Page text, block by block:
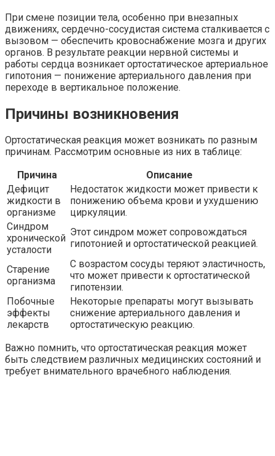
При смене позиции тела, особенно при внезапных
движениях, сердечно-сосудистая система сталкивается с
вызовом — обеспечить кровоснабжение мозга и других
органов. В результате реакции нервной системы и
работы сердца возникает ортостатическое артериальное
гипотония — понижение артериального давления при
переходе в вертикальное положение.
Причины возникновения
Ортостатическая реакция может возникать по разным
причинам. Рассмотрим основные из них в таблице:
Причина
Описание
Дефицит
жидкости в
организме
Недостаток жидкости может привести к
понижению объема крови и ухудшению
циркуляции.
Синдром
хронической
усталости
Этот синдром может сопровождаться
гипотонией и ортостатической реакцией.
Старение
организма
С возрастом сосуды теряют эластичность,
что может привести к ортостатической
гипотензии.
Побочные
эффекты
лекарств
Некоторые препараты могут вызывать
снижение артериального давления и
ортостатическую реакцию.
Важно помнить, что ортостатическая реакция может
быть следствием различных медицинских состояний и
требует внимательного врачебного наблюдения.